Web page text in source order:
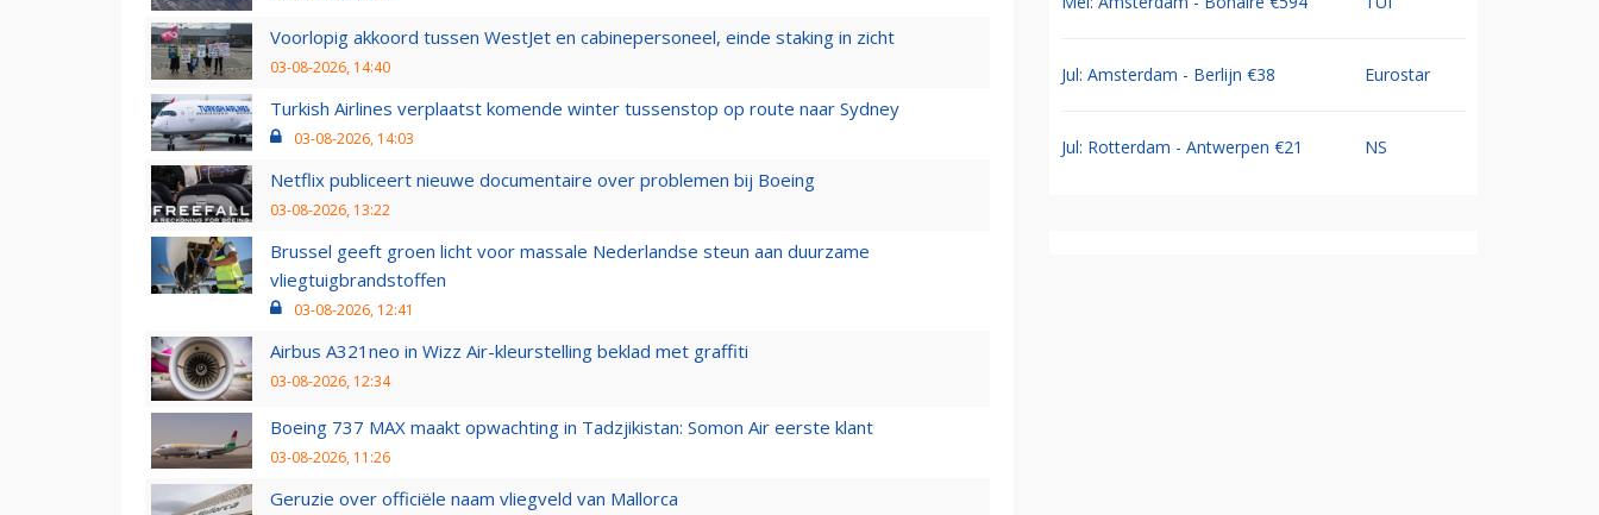
Voorlopig akkoord tussen WestJet en cabinepersoneel, einde staking in zicht
03-08-2026, 14:40
Turkish Airlines verplaatst komende winter tussenstop op route naar Sydney
03-08-2026, 14:03
Netflix publiceert nieuwe documentaire over problemen bij Boeing
03-08-2026, 13:22
Brussel geeft groen licht voor massale Nederlandse steun aan duurzame
vliegtuigbrandstoffen
03-08-2026, 12:41
Airbus A321neo in Wizz Air-kleurstelling beklad met graffiti
03-08-2026, 12:34
Boeing 737 MAX maakt opwachting in Tadzjikistan: Somon Air eerste klant
03-08-2026, 11:26
Geruzie over officiële naam vliegveld van Mallorca
Jul: Amsterdam - Berlijn €38 Eurostar
Jul: Rotterdam - Antwerpen €21 NS